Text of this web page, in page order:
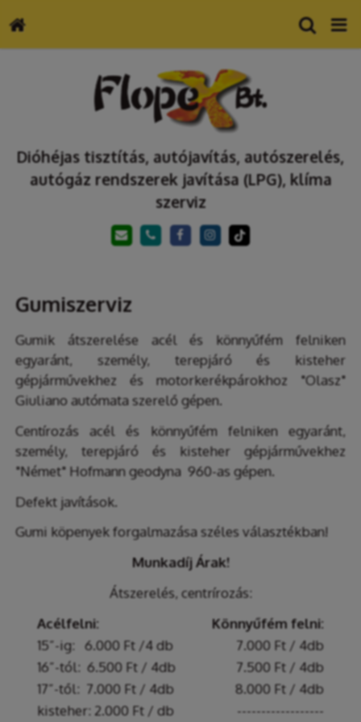
Dióhéjas tisztítás, autójavítás, autószerelés,
autógáz rendszerek javítása (LPG), klíma
szerviz
Gumiszerviz
Gumik átszerelése acél és könnyűfém felniken
egyaránt, személy, terepjáró és kisteher
gépjárművekhez és motorkerékpárokhoz "Olasz"
Giuliano autómata szerelő gépen.
Centírozás acél és könnyűfém felniken egyaránt,
személy, terepjáró és kisteher gépjárművekhez
"Német" Hofmann geodyna 960-as gépen.
Defekt javítások.
Gumi köpenyek forgalmazása széles választékban!
Munkadíj Árak!
Átszerelés, centrírozás:
Acélfelni:
Könnyűfém felni:
15”-ig: 6.000 Ft /4 db
7.000 Ft / 4db
16”-tól: 6.500 Ft / 4db
7.500 Ft / 4db
17”-től: 7.000 Ft / 4db
8.000 Ft / 4db
kisteher: 2.000 Ft / db
------------------